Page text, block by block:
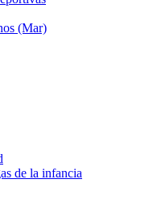
(Mar)
de la infancia